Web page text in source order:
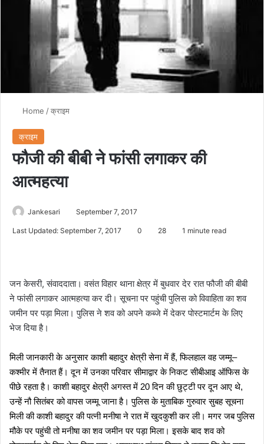
Home /क्राइम
क्राइम
फौजी की बीबी ने फांसी लगाकर की
आत्महत्या
Jankesari September 7, 2017
Last Updated: September 7, 2017 0 28 1 minute read
जन केसरी, संवाददाता। वसंत विहार थाना क्षेत्र में बुधवार देर रात फौजी की बीबी
ने फांसी लगाकर आत्महत्या कर दी। सूचना पर पहुंची पुलिस को विवाहिता का शव
जमीन पर पड़ा मिला। पुलिस ने शव को अपने कब्जे में देकर पोस्टमार्टम के लिए
भेज दिया है।
मिली जानकारी के अनुसार काशी बहादुर क्षेत्री सेना में हैं,फिलहाल वह जम्मू–
कश्मीर में तैनात हैं। दून में उनका परिवार सीमाद्वार के निकट सीबीआइ ऑफिस के
पीछे रहता है। काशी बहादुर क्षेत्री अगस्त में 20दिन की छुट्टी पर दून आए थे,
उन्हें नौ सितंबर को वापस जम्मू जाना है। पुलिस के मुताबिक गुरुवार सुबह सूचना
मिली की काशी बहादुर की पत्नी मनीषा ने रात में खुदकुशी कर ली। मगर जब पुलिस
मौके पर पहुंची तो मनीषा का शव जमीन पर पड़ा मिला। इसके बाद शव को